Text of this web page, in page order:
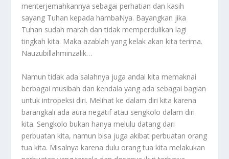
menterjemahkannya sebagai perhatian dan kasih
sayang Tuhan kepada hambaNya. Bayangkan jika
Tuhan sudah marah dan tidak memperdulikan lagi
tingkah kita. Maka azablah yang kelak akan kita terima.
Nauzubillahminzalik…
Namun tidak ada salahnya juga andai kita memaknai
berbagai musibah dan kendala yang ada sebagai bagian
untuk intropeksi diri. Melihat ke dalam diri kita karena
barangkali ada aura negatif atau sengkolo dalam diri
kita. Sengkolo bukan hanya melulu datang dari
perbuatan kita, namun bisa juga akibat perbuatan orang
tua kita. Misalnya karena dulu orang tua kita melakukan